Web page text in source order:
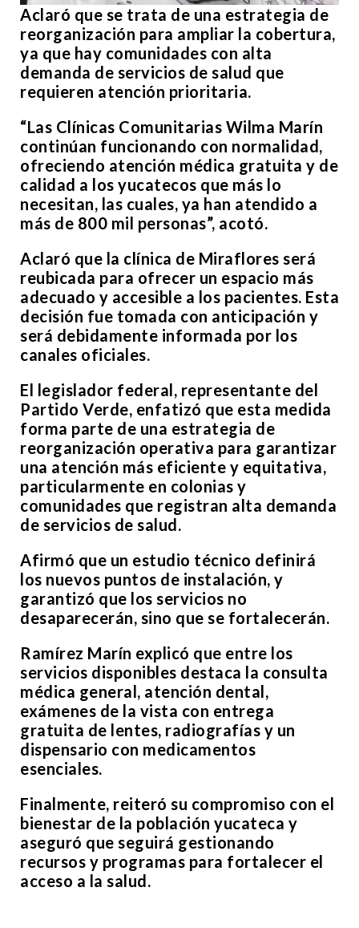
Aclaró que se trata de una estrategia de
reorganización para ampliar la cobertura,
ya que hay comunidades con alta
demanda de servicios de salud que
requieren atención prioritaria.
“Las Clínicas Comunitarias Wilma Marín
continúan funcionando con normalidad,
ofreciendo atención médica gratuita y de
calidad a los yucatecos que más lo
necesitan, las cuales, ya han atendido a
más de 800 mil personas”, acotó.
Aclaró que la clínica de Miraflores será
reubicada para ofrecer un espacio más
adecuado y accesible a los pacientes. Esta
decisión fue tomada con anticipación y
será debidamente informada por los
canales oficiales.
El legislador federal, representante del
Partido Verde, enfatizó que esta medida
forma parte de una estrategia de
reorganización operativa para garantizar
una atención más eficiente y equitativa,
particularmente en colonias y
comunidades que registran alta demanda
de servicios de salud.
Afirmó que un estudio técnico definirá
los nuevos puntos de instalación, y
garantizó que los servicios no
desaparecerán, sino que se fortalecerán.
Ramírez Marín explicó que entre los
servicios disponibles destaca la consulta
médica general, atención dental,
exámenes de la vista con entrega
gratuita de lentes, radiografías y un
dispensario con medicamentos
esenciales.
Finalmente, reiteró su compromiso con el
bienestar de la población yucateca y
aseguró que seguirá gestionando
recursos y programas para fortalecer el
acceso a la salud.